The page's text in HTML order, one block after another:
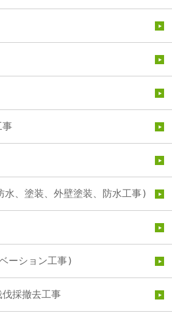
事
、塗装、外壁塗装、防水工事)
ーション工事)
採撤去工事